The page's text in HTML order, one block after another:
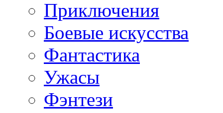
Приключения
Боевые искусства
Фантастика
Ужасы
Фэнтези